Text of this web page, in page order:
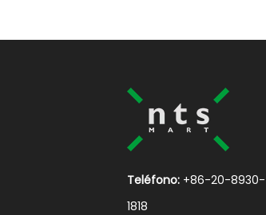
Teléfono: +86-20-8930-
1818